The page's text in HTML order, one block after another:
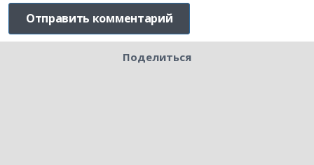
Поделиться